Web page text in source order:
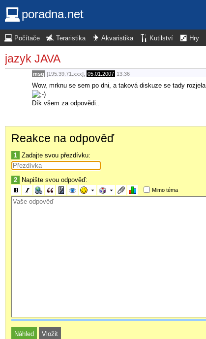
poradna.net
Počítače Teraristika Akvaristika Kutilství Hry
jazyk JAVA
msq [195.39.71.xxx], 05.01.2007 13:36
Wow, mrknu se sem po dni, a taková diskuze se tady rozjela
Dík všem za odpovědi..
Reakce na odpověď
1 Zadajte svou přezdívku:
2 Napište svou odpověď:
Mimo téma